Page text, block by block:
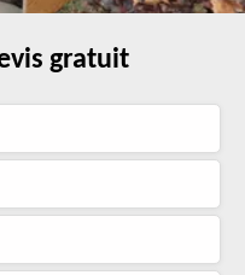
gratuit